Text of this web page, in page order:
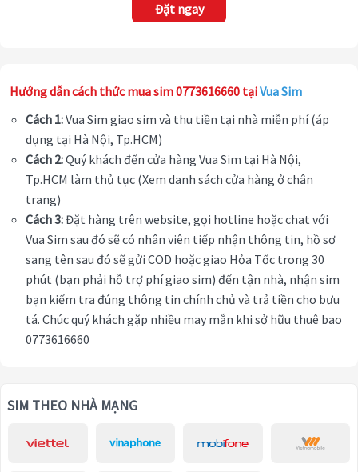
Đặt ngay
Hướng dẫn cách thức mua sim 0773616660 tạiVua Sim
Cách 1:Vua Sim giao sim và thu tiền tại nhà miễn phí (áp
dụng tại Hà Nội, Tp.HCM)
Cách 2:Quý khách đến cửa hàng Vua Sim tại Hà Nội,
Tp.HCM làm thủ tục (Xem danh sách cửa hàng ở chân
trang)
Cách 3:Đặt hàng trên website, gọi hotline hoặc chat với
Vua Sim sau đó sẽ có nhân viên tiếp nhận thông tin, hồ sơ
sang tên sau đó sẽ gửi COD hoặc giao Hỏa Tốc trong 30
phút (bạn phải hỗ trợ phí giao sim) đến tận nhà, nhận sim
bạn kiểm tra đúng thông tin chính chủ và trả tiền cho bưu
tá. Chúc quý khách gặp nhiều may mắn khi sở hữu thuê bao
0773616660
SIM THEO NHÀ MẠNG